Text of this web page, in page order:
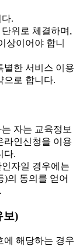
.
위로 체결하며,
상이어야 합니
한 서비스 이용
으로 합니다.
자는 교육정보
라인신청을 이용
다.
자일 경우에는
)의 동의를 얻어
보)
해당하는 경우